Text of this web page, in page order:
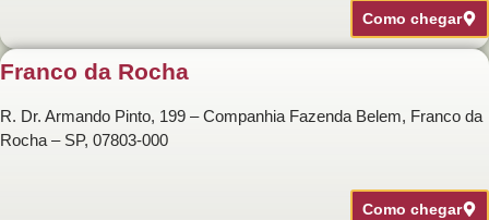
Como chegar
Franco da Rocha
R. Dr. Armando Pinto, 199 – Companhia Fazenda Belem, Franco da
Rocha – SP, 07803-000
Como chegar